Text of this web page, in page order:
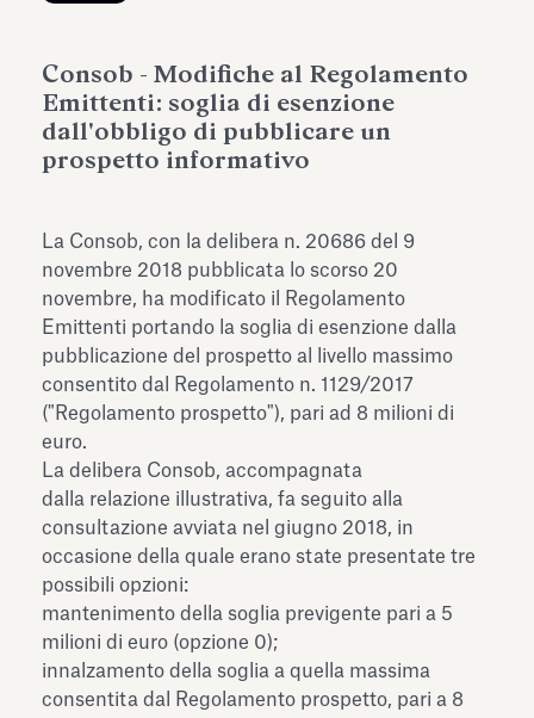
Consob - Modifiche al Regolamento
Emittenti: soglia di esenzione
dall'obbligo di pubblicare un
prospetto informativo
La Consob, con la delibera n. 20686 del 9
novembre 2018 pubblicata lo scorso 20
novembre, ha modificato il Regolamento
Emittenti portando la soglia di esenzione dalla
pubblicazione del prospetto al livello massimo
consentito dal Regolamento n. 1129/2017
("Regolamento prospetto"), pari ad 8 milioni di
euro.
La delibera Consob, accompagnata
dalla relazione illustrativa, fa seguito alla
consultazione avviata nel giugno 2018, in
occasione della quale erano state presentate tre
possibili opzioni:
mantenimento della soglia previgente pari a 5
milioni di euro (opzione 0);
innalzamento della soglia a quella massima
consentita dal Regolamento prospetto, pari a 8